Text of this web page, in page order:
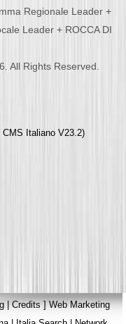
Regionale Leader +
Leader + ROCCA DI
All Rights Reserved.
CMS Italiano V23.2)
|Credits]Web Marketing